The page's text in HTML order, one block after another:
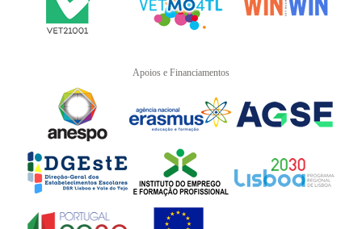
Apoios e Financiamentos